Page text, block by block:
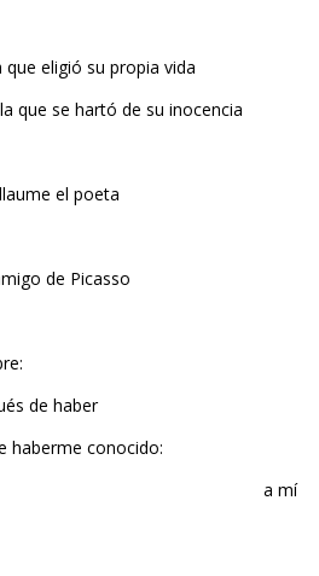
eligió su propia vida
que se hartó de su inocencia
el poeta
de Picasso
de haber
haberme conocido:
a mí